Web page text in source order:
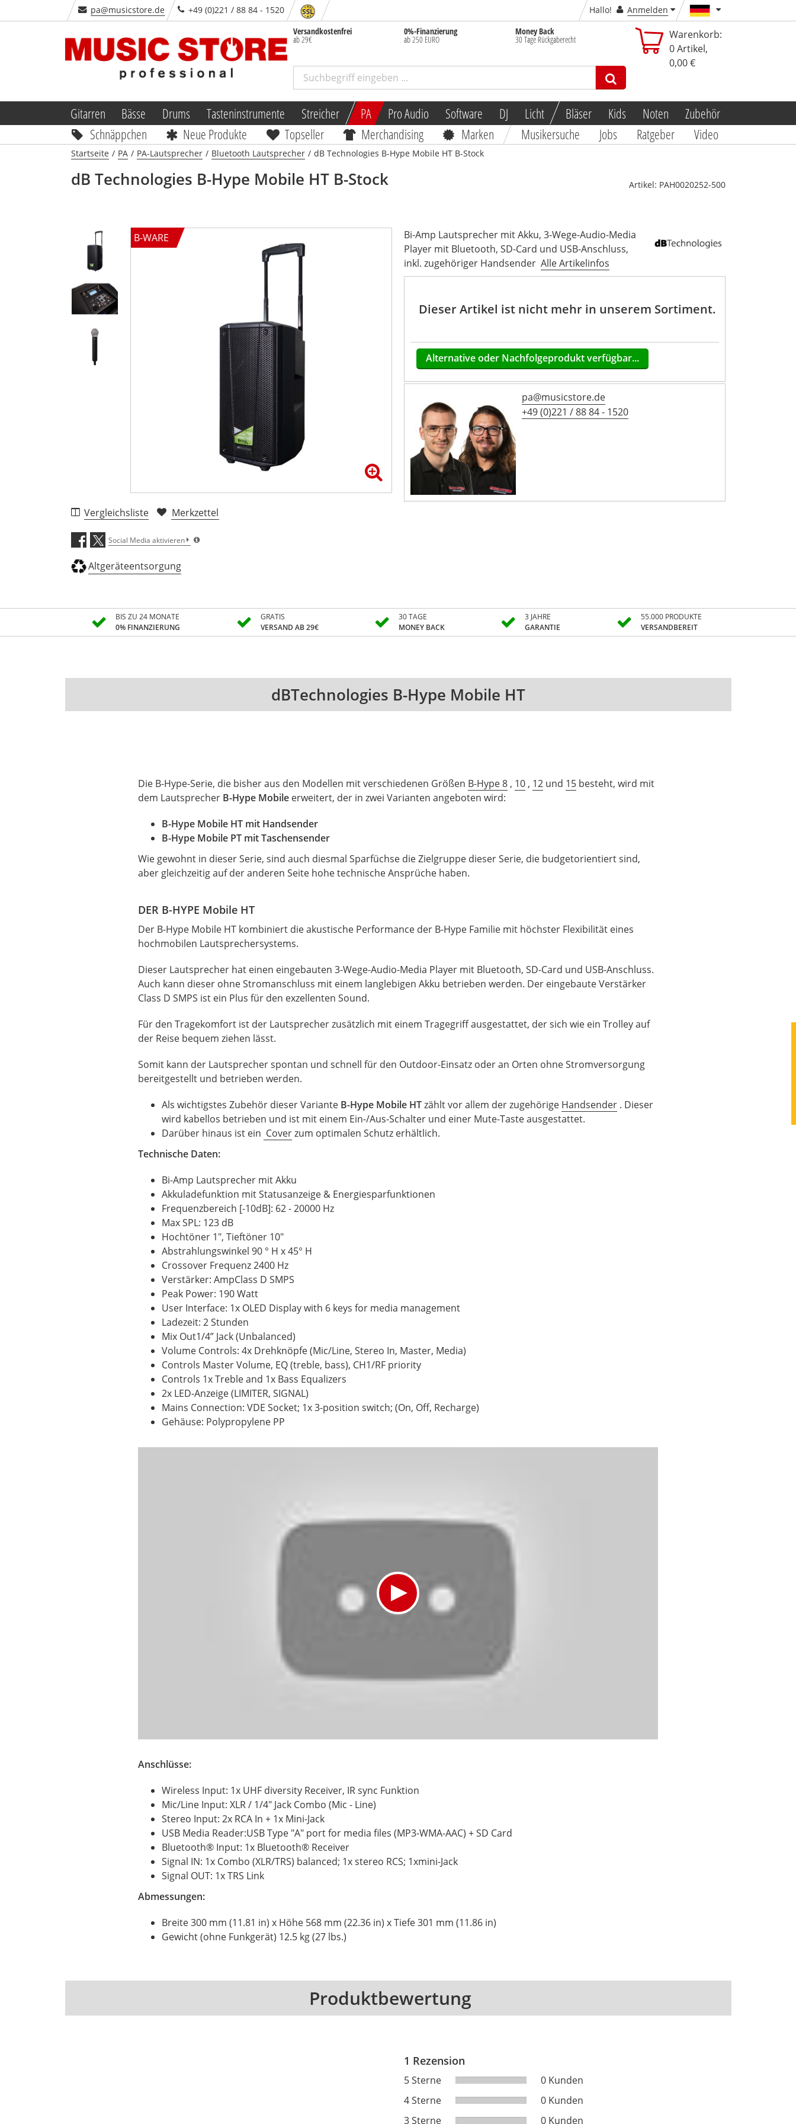
pa@musicstore.de +49 (0)221 / 88 84 - 1520 Hallo!
Anmelden
Versandkostenfrei
ab 29€
0%-Finanzierung
ab 250 EURO
Money Back
30 Tage Rückgaberecht
Warenkorb:
0 Artikel,
0,00 €
Gitarren Bässe Drums Tasteninstrumente Streicher PA Pro Audio Software DJ Licht Bläser Kids Noten
Zubehör
Schnäppchen
Neue Produkte Topseller Merchandising Marken Musikersuche Jobs Ratgeber Video
Startseite / PA / PA-Lautsprecher / Bluetooth Lautsprecher / dB Technologies B-Hype Mobile HT B-Stock
dB Technologies B-Hype Mobile HT B-Stock Artikel: PAH0020252-500
B-WARE
Vergleichsliste Merkzettel
Social Media aktivieren
Altgeräteentsorgung
Bi-Amp Lautsprecher mit Akku, 3-Wege-Audio-Media
Player mit Bluetooth, SD-Card und USB-Anschluss,
inkl. zugehöriger Handsender Alle Artikelinfos
Dieser Artikel ist nicht mehr in unserem Sortiment.
Alternative oder Nachfolgeprodukt verfügbar...
pa@musicstore.de
+49 (0)221 / 88 84 - 1520
BIS ZU 24 MONATE
0% FINANZIERUNG
GRATIS
VERSAND AB 29€
30 TAGE
MONEY BACK
3 JAHRE
GARANTIE
55.000 PRODUKTE
VERSANDBEREIT
dBTechnologies B-Hype Mobile HT
Die B-Hype-Serie, die bisher aus den Modellen mit verschiedenen Größen B-Hype 8 , 10 , 12 und 15 besteht, wird mit
dem Lautsprecher B-Hype Mobile erweitert, der in zwei Varianten angeboten wird:
B-Hype Mobile HT mit Handsender
B-Hype Mobile PT mit Taschensender
Wie gewohnt in dieser Serie, sind auch diesmal Sparfüchse die Zielgruppe dieser Serie, die budgetorientiert sind,
aber gleichzeitig auf der anderen Seite hohe technische Ansprüche haben.
DER B-HYPE Mobile HT
Der B-Hype Mobile HT kombiniert die akustische Performance der B-Hype Familie mit höchster Flexibilität eines
hochmobilen Lautsprechersystems.
Dieser Lautsprecher hat einen eingebauten 3-Wege-Audio-Media Player mit Bluetooth, SD-Card und USB-Anschluss.
Auch kann dieser ohne Stromanschluss mit einem langlebigen Akku betrieben werden. Der eingebaute Verstärker
Class D SMPS ist ein Plus für den exzellenten Sound.
Für den Tragekomfort ist der Lautsprecher zusätzlich mit einem Tragegriff ausgestattet, der sich wie ein Trolley auf
der Reise bequem ziehen lässt.
Somit kann der Lautsprecher spontan und schnell für den Outdoor-Einsatz oder an Orten ohne Stromversorgung
bereitgestellt und betrieben werden.
Als wichtigstes Zubehör dieser Variante B-Hype Mobile HTzählt vor allem der zugehörige Handsender . Dieser
wird kabellos betrieben und ist mit einem Ein-/Aus-Schalter und einer Mute-Taste ausgestattet.
Darüber hinaus ist ein Coverzum optimalen Schutz erhältlich.
Technische Daten:
Bi-Amp Lautsprecher mit Akku
Akkuladefunktion mit Statusanzeige & Energiesparfunktionen
Frequenzbereich [-10dB]: 62 - 20000 Hz
Max SPL: 123 dB
Hochtöner 1", Tieftöner 10"
Abstrahlungswinkel 90 ° H x 45° H
Crossover Frequenz 2400 Hz
Verstärker: AmpClass D SMPS
Peak Power: 190 Watt
User Interface: 1x OLED Display with 6 keys for media management
Ladezeit: 2 Stunden
Mix Out1/4” Jack (Unbalanced)
Volume Controls: 4x Drehknöpfe (Mic/Line, Stereo In, Master, Media)
Controls Master Volume, EQ (treble, bass), CH1/RF priority
Controls 1x Treble and 1x Bass Equalizers
2x LED-Anzeige (LIMITER, SIGNAL)
Mains Connection: VDE Socket; 1x 3-position switch; (On, Off, Recharge)
Gehäuse: Polypropylene PP
Anschlüsse:
Wireless Input: 1x UHF diversity Receiver, IR sync Funktion
Mic/Line Input: XLR / 1/4" Jack Combo (Mic - Line)
Stereo Input: 2x RCA In + 1x Mini-Jack
USB Media Reader:USB Type "A" port for media files (MP3-WMA-AAC) + SD Card
Bluetooth® Input: 1x Bluetooth® Receiver
Signal IN: 1x Combo (XLR/TRS) balanced; 1x stereo RCS; 1xmini-Jack
Signal OUT: 1x TRS Link
Abmessungen:
Breite 300 mm (11.81 in) x Höhe 568 mm (22.36 in) x Tiefe 301 mm (11.86 in)
Gewicht (ohne Funkgerät) 12.5 kg (27 lbs.)
Produktbewertung
1 Rezension
5 Sterne
0 Kunden
4 Sterne
0 Kunden
3 Sterne
0 Kunden